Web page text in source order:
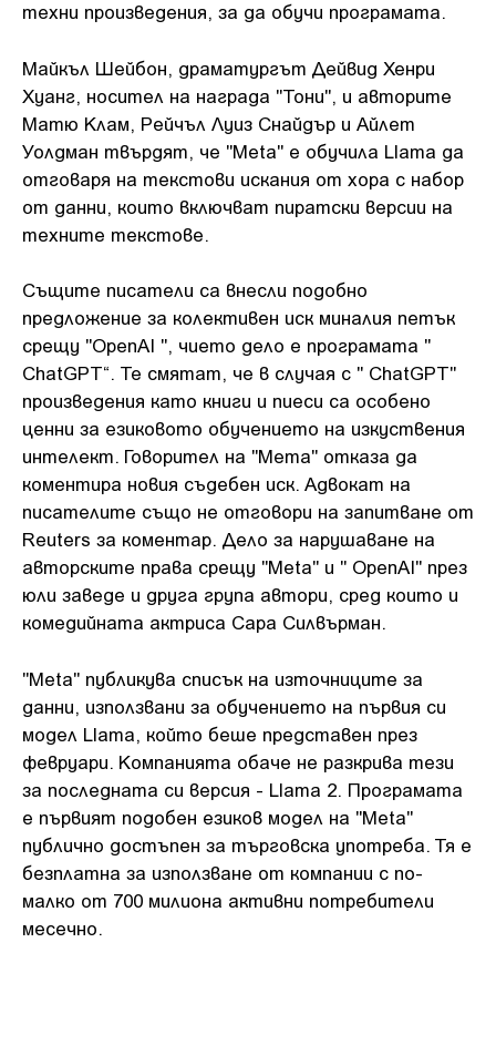
техни произведения, за да обучи програмата.
Майкъл Шейбон, драматургът Дейвид Хенри
Хуанг, носител на награда "Тони", и авторите
Матю Клам, Рейчъл Луиз Снайдър и Айлет
Уолдман твърдят, че "Meta" е обучила Llama да
отговаря на текстови искания от хора с набор
от данни, които включват пиратски версии на
техните текстове.
Същите писатели са внесли подобно
предложение за колективен иск миналия петък
срещу "OpenAI ", чието дело е програмата "
ChatGPT“. Те смятат, че в случая с " ChatGPT"
произведения като книги и пиеси са особено
ценни за езиковото обучението на изкуствения
интелект. Говорител на "Мета" отказа да
коментира новия съдебен иск. Адвокат на
писателите също не отговори на запитване от
Reuters за коментар. Дело за нарушаване на
авторските права срещу "Меta" и " OpenAI" през
юли заведе и друга група автори, сред които и
комедийната актриса Сара Силвърман.
"Меta" публикува списък на източниците за
данни, използвани за обучението на първия си
модел Llama, който беше представен през
февруари. Компанията обаче не разкрива тези
за последната си версия - Llama 2. Програмата
е първият подобен езиков модел на "Меta"
публично достъпен за търговска употреба. Тя е
безплатна за използване от компании с по-
малко от 700 милиона активни потребители
месечно.